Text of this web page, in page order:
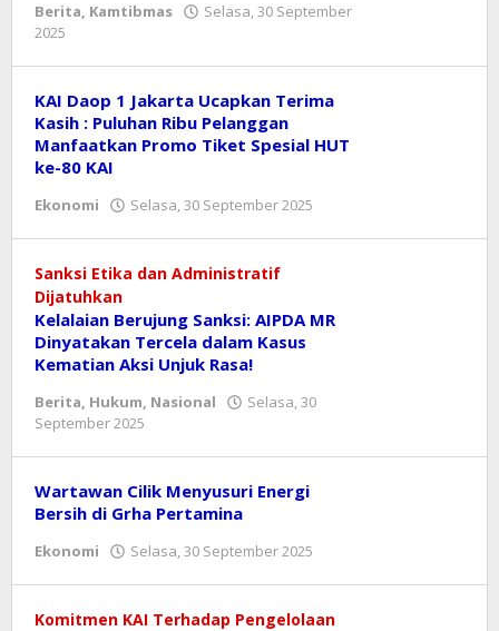
Berita, Kamtibmas
Selasa, 30 September
2025
KAI Daop 1 Jakarta Ucapkan Terima
Kasih : Puluhan Ribu Pelanggan
Manfaatkan Promo Tiket Spesial HUT
ke-80 KAI
Ekonomi Selasa, 30 September 2025
Sanksi Etika dan Administratif
Dijatuhkan
Kelalaian Berujung Sanksi: AIPDA MR
Dinyatakan Tercela dalam Kasus
Kematian Aksi Unjuk Rasa!​
Berita, Hukum, Nasional
Selasa, 30
September 2025
Wartawan Cilik Menyusuri Energi
Bersih di Grha Pertamina
Ekonomi Selasa, 30 September 2025
Komitmen KAI Terhadap Pengelolaan